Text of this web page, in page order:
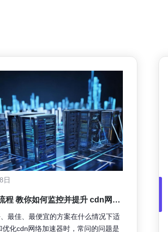
日
程 教你如何监控并提升 cdn网络
最佳、最便宜的方案在什么情况下适
优化cdn网络加速器时，常问的问题是